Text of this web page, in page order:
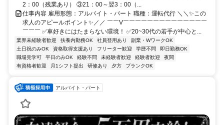
2：00（残業あり） ③21：00～翌3：00（...
仕事内容 雇用形態：アルバイト・パート 職種：運転代行 ＼＼✨この
求人のアピールポイント✨／／ ￣￣V￣￣￣￣￣￣￣￣￣￣￣￣￣￣
￣￣￣ ✅車好きにはたまらない環境！ ✅20~30代の若手が中心と...
業界未経験者歓迎 扶養内勤務OK 社員登用あり
副業・WワークOK
土日祝のみOK
資格取得支援あり フリーター歓迎 学歴不問
即日勤務OK
職場見学可
平日のみOK 経験不問 未経験者歓迎 経験者歓迎
夜間
有資格者歓迎
月1シフト提出 研修あり 夕方 ブランクOK
アルバイト・パート